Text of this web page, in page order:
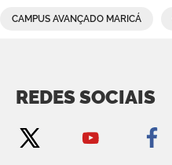
CAMPUS AVANÇADO MARICÁ
REDES SOCIAIS